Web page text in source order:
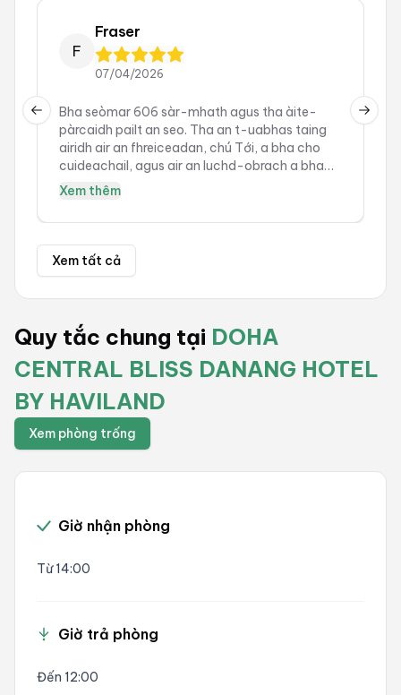
F
Fraser
07/04/2026
Bha seòmar 606 sàr-mhath agus tha àite-
pàrcaidh pailt an seo. Tha an t-uabhas taing
airidh air an fhreiceadan, chú Tới, a bha cho
cuideachail, agus air an luchd-obrach a bha
cho càirdeil agus sunndach. Leis gu bheil e sa
Xem thêm
Previous slide Next
Xem tất cả
Quy tắc chung tại DOHA
CENTRAL BLISS DANANG HOTEL
BY HAVILAND
Xem phòng trống
Giờ nhận phòng
Từ 14:00
Giờ trả phòng
Đến 12:00